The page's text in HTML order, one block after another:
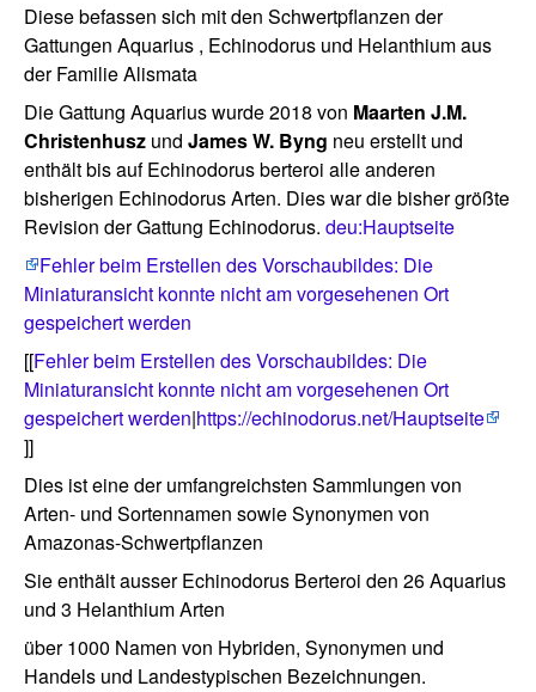
Diese befassen sich mit den Schwertpflanzen der
Gattungen Aquarius , Echinodorus und Helanthium aus
der Familie Alismata
Die Gattung Aquarius wurde 2018 von Maarten J.M.
Christenhusz und James W. Byng neu erstellt und
enthält bis auf Echinodorus berteroi alle anderen
bisherigen Echinodorus Arten. Dies war die bisher größte
Revision der Gattung Echinodorus. deu:Hauptseite
Fehler beim Erstellen des Vorschaubildes: Die
Miniaturansicht konnte nicht am vorgesehenen Ort
gespeichert werden
[[Fehler beim Erstellen des Vorschaubildes: Die
Miniaturansicht konnte nicht am vorgesehenen Ort
gespeichert werden|https://echinodorus.net/Hauptseite
]]
Dies ist eine der umfangreichsten Sammlungen von
Arten- und Sortennamen sowie Synonymen von
Amazonas-Schwertpflanzen
Sie enthält ausser Echinodorus Berteroi den 26 Aquarius
und 3 Helanthium Arten
über 1000 Namen von Hybriden, Synonymen und
Handels und Landestypischen Bezeichnungen.